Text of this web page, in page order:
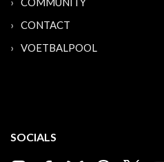
CONTACT
VOETBALPOOL
SOCIALS